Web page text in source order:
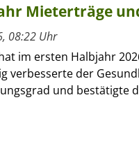
Mieterträge
08:22 Uhr
im ersten Halbjahr
verbesserte der
und bestätigte